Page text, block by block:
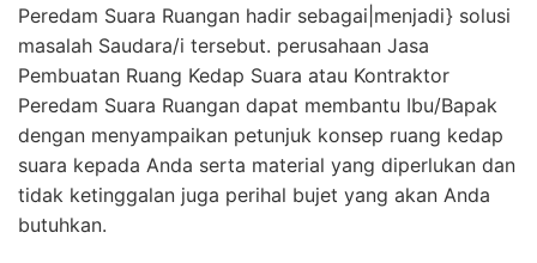
Peredam Suara Ruangan hadir sebagai|menjadi} solusi
masalah Saudara/i tersebut. perusahaan Jasa
Pembuatan Ruang Kedap Suara atau Kontraktor
Peredam Suara Ruangan dapat membantu Ibu/Bapak
dengan menyampaikan petunjuk konsep ruang kedap
suara kepada Anda serta material yang diperlukan dan
tidak ketinggalan juga perihal bujet yang akan Anda
butuhkan.